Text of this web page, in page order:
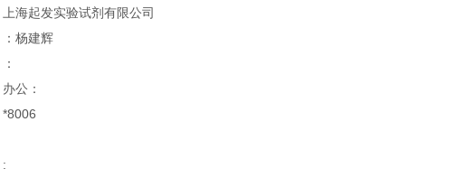
上海起发实验试剂有限公司
：杨建辉
：
办公：
*8006
: